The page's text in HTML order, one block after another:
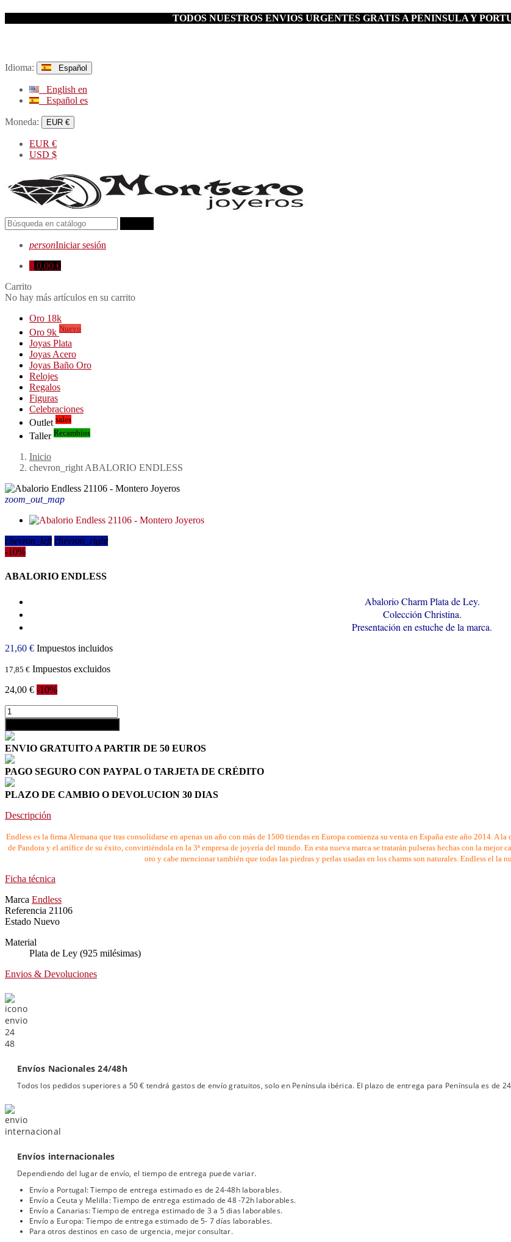
TODOS NUESTROS ENVIOS URGENTES GRATIS A PENINSULA Y
Idioma: Español
English en
Español es
Moneda: EUR €
EUR €
USD $
personIniciar sesión
0,00 €
Carrito
No hay más artículos en su carrito
Oro 18k
Oro 9k Nuevo
Joyas Plata
Joyas Acero
Joyas Baño Oro
Relojes
Regalos
Figuras
Celebraciones
Outlet sales
Taller Recambios
Inicio
chevron_right ABALORIO ENDLESS
zoom_out_map
chevron_left chevron_right
-10%
ABALORIO ENDLESS
Abalorio Charm Plata de Ley.
Colección Christina.
Presentación en estuche de la marca.
21,60 € Impuestos incluidos
17,85 € Impuestos excluidos
24,00 € -10%
ENVIO GRATUITO A PARTIR DE 50 EUROS
PAGO SEGURO CON PAYPAL O TARJETA DE CRÉDITO
PLAZO DE CAMBIO O DEVOLUCION 30 DIAS
Descripción
Endless es la firma Alemana que tras consolidarse en apenas un año con más de 1500 tiendas en Europa comienza su venta en España este año 2014. A
de Pandora y el artífice de su éxito, convirtiéndola en la 3ª empresa de joyería del mundo. En esta nueva marca se tratarán pulseras hechas con la
oro y cabe mencionar también que todas las piedras y perlas usadas en los charms son naturales. Endless el la
Ficha técnica
Marca Endless
Referencia 21106
Estado Nuevo
Material
Plata de Ley (925 milésimas)
Envios & Devoluciones
Envíos Nacionales 24/48h
Todos los pedidos superiores a 50 € tendrá gastos de envío gratuitos, solo en Península ibérica. El plazo de entrega para Península es de
Envíos internacionales
Dependiendo del lugar de envío, el tiempo de entrega puede variar.
Envío a Portugal: Tiempo de entrega estimado es de 24-48h laborables.
Envío a Ceuta y Melilla: Tiempo de entrega estimado de 48 -72h laborables.
Envío a Canarias: Tiempo de entrega estimado de 3 a 5 dias laborables.
Envío a Europa: Tiempo de entrega estimado de 5- 7 días laborables.
Para otros destinos en caso de urgencia, mejor consultar.